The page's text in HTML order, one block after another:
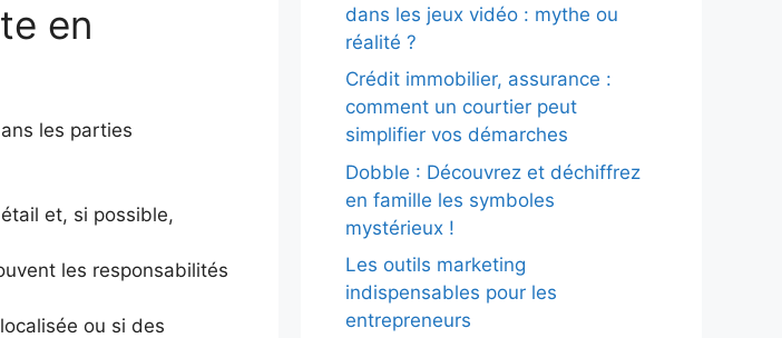
en
les parties
et, si possible,
les responsabilités
ou si des
dans les jeux vidéo : mythe ou
réalité ?
Crédit immobilier, assurance :
comment un courtier peut
simplifier vos démarches
Dobble : Découvrez et déchiffrez
en famille les symboles
mystérieux !
Les outils marketing
indispensables pour les
entrepreneurs